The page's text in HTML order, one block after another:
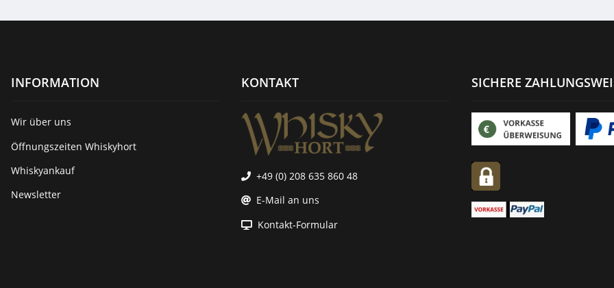
INFORMATION
Wir über uns
Öffnungszeiten Whiskyhort
Whiskyankauf
Newsletter
KONTAKT
+49 (0) 208 635 860 48
E-Mail an uns
Kontakt-Formular
SICHERE